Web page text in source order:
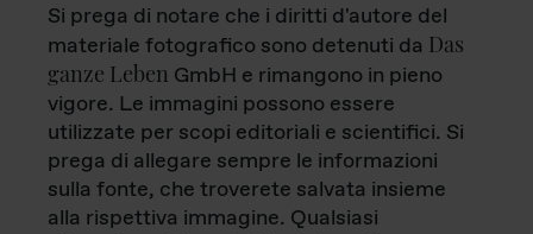
Si prega di notare che i diritti d'autore del
materiale fotografico sono detenuti da Das
ganze Leben GmbH e rimangono in pieno
vigore. Le immagini possono essere
utilizzate per scopi editoriali e scientifici. Si
prega di allegare sempre le informazioni
sulla fonte, che troverete salvata insieme
alla rispettiva immagine. Qualsiasi